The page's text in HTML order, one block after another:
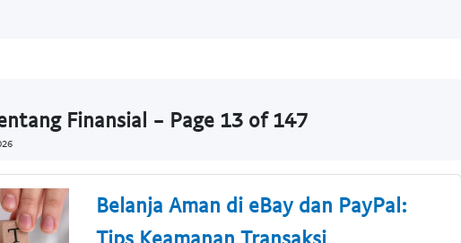
Finansial - Page 13 of 147
Belanja Aman di eBay dan PayPal: